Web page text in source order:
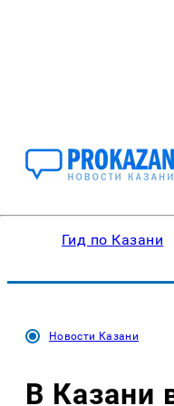
Гид по Казани
Новости Казани
В Казани